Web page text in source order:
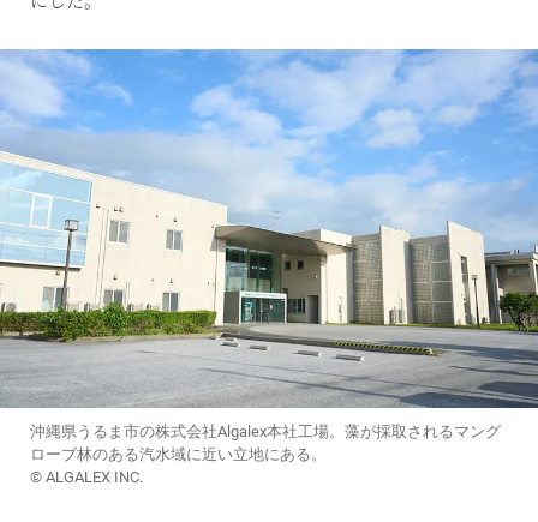
沖縄県うるま市の株式会社Algalex本社工場。藻が採取されるマング
ローブ林のある汽水域に近い立地にある。
© ALGALEX INC.